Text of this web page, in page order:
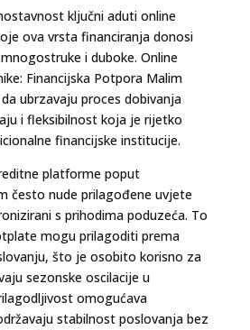
ključni aduti online
ova vrsta financiranja donosi
i duboke. Online
Financijska Potpora Malim
ubrzavaju proces dobivanja
i fleksibilnost koja je rijetko
financijske institucije.
platforme poput
često nude prilagođene uvjete
s prihodima poduzeća. To
mogu prilagoditi prema
što je osobito korisno za
sezonske oscilacije u
omogućava
stabilnost poslovanja bez